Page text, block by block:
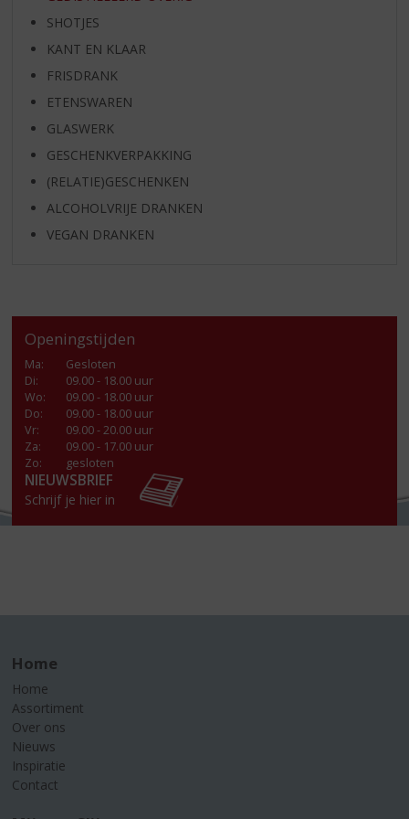
SHOTJES
KANT EN KLAAR
FRISDRANK
ETENSWAREN
GLASWERK
GESCHENKVERPAKKING
(RELATIE)GESCHENKEN
ALCOHOLVRIJE DRANKEN
VEGAN DRANKEN
Openingstijden
Ma:
Gesloten
Di:
09.00 - 18.00 uur
Wo:
09.00 - 18.00 uur
Do:
09.00 - 18.00 uur
Vr:
09.00 - 20.00 uur
Za:
09.00 - 17.00 uur
Zo:
gesloten
NIEUWSBRIEF
Schrijf je hier in
Home
Home
Assortiment
Over ons
Nieuws
Inspiratie
Contact